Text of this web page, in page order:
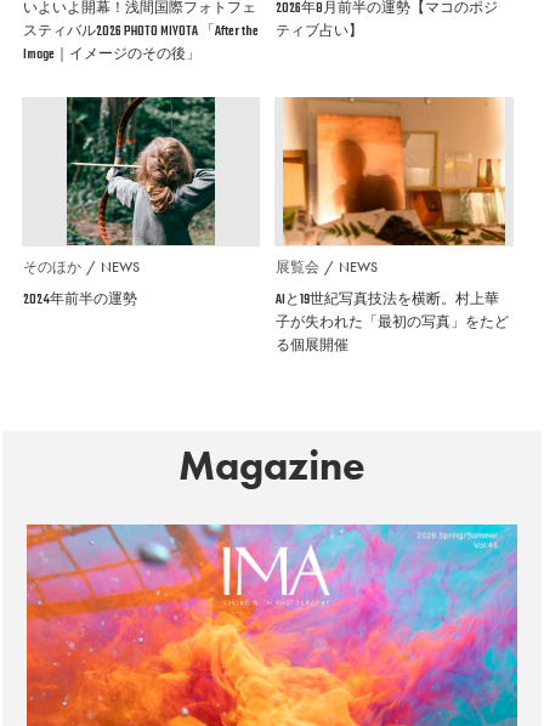
いよいよ開幕！浅間国際フォトフェ
スティバル2026 PHOTO MIYOTA 「After the
Image｜イメージのその後」
2026年8月前半の運勢【マコのポジ
ティブ占い】
そのほか NEWS
2024年前半の運勢
展覧会 NEWS
AIと19世紀写真技法を横断。村上華
子が失われた「最初の写真」をたど
る個展開催
Magazine